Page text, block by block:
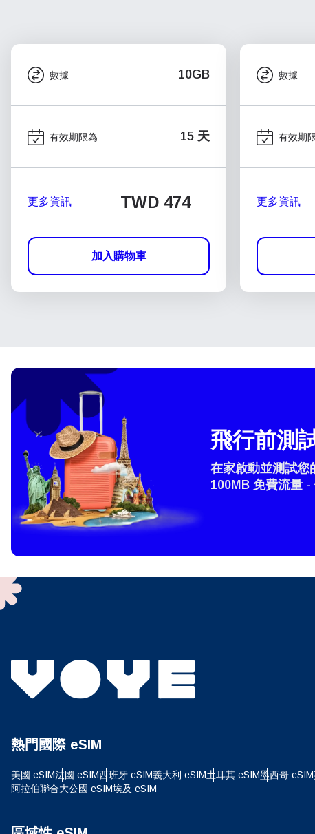
數據 10GB
有效期限為 15 天
更多資訊 TWD 474
加入購物車
數據
有效期
更多資訊
How
To
They
飛行前測
在家啟動並測試您
100MB 免費流量
熱門國際 eSIM
美國 eSIM法國 eSIM西班牙 eSIM義大利 eSIM土耳其 eSIM墨西哥 eSIM
阿拉伯聯合大公國 eSIM埃及 eSIM